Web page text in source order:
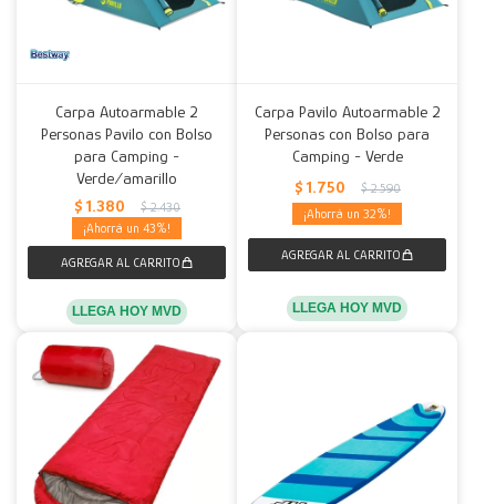
Carpa Autoarmable 2
Personas Pavilo con Bolso
para Camping -
Verde/amarillo
$ 1.380 $ 2.430
43
LLEGA HOY MVD
Carpa Pavilo Autoarmable 2
Personas con Bolso para
Camping - Verde
$ 1.750 $ 2.590
32
LLEGA HOY MVD